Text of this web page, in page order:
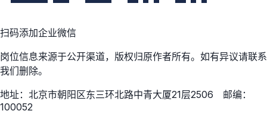
扫码添加企业微信
岗位信息来源于公开渠道，版权归原作者所有。如有异议请联系
我们删除。
地址：北京市朝阳区东三环北路中青大厦21层2506 邮编：
100052